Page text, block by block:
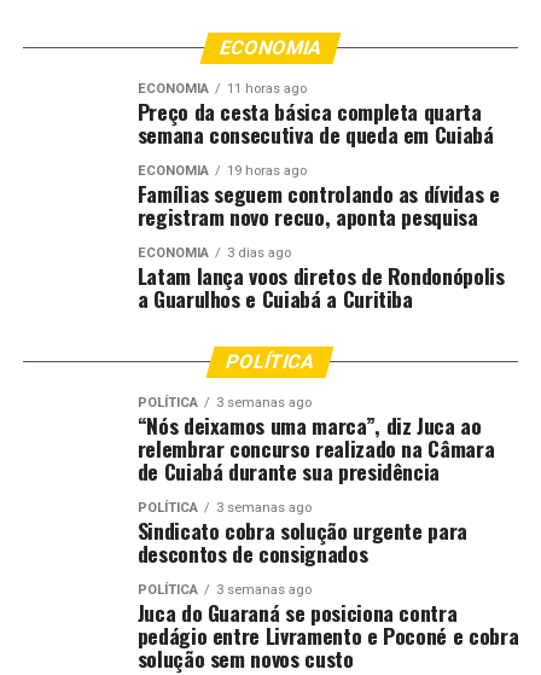
Críticas ao governo
O governo tem sido criticado por cortar verbas
destinadas ao seguro rural, enquanto os parlamentares
gastam quantias significativas em campanhas eleitorais.
Essa incoerência gera indignação entre os produtores,
que se sentem desprotegidos e abandonados em um
cenário de crescente vulnerabilidade.
A situação atual do seguro rural no Brasil levanta
questões sobre a prioridade dada à agricultura, que é
fundamental para o crescimento econômico do país. A
falta de um sistema de seguros eficaz pode levar a
consequências desastrosas para a produção agrícola e a
segurança alimentar.
Sem seguro rural, produtores enfrentam riscos
climáticos elevadosapareceu primeiro em Canal Rural
ECONOMIA
ECONOMIA 11 horas ago
Preço da cesta básica completa quarta
semana consecutiva de queda em Cuiabá
ECONOMIA 19 horas ago
Famílias seguem controlando as dívidas e
registram novo recuo, aponta pesquisa
ECONOMIA 3 dias ago
Latam lança voos diretos de Rondonópolis
a Guarulhos e Cuiabá a Curitiba
POLÍTICA
POLÍTICA 3 semanas ago
“Nós deixamos uma marca”, diz Juca ao
relembrar concurso realizado na Câmara
de Cuiabá durante sua presidência
POLÍTICA 3 semanas ago
Sindicato cobra solução urgente para
descontos de consignados
POLÍTICA 3 semanas ago
Juca do Guaraná se posiciona contra
pedágio entre Livramento e Poconé e cobra
solução sem novos custo